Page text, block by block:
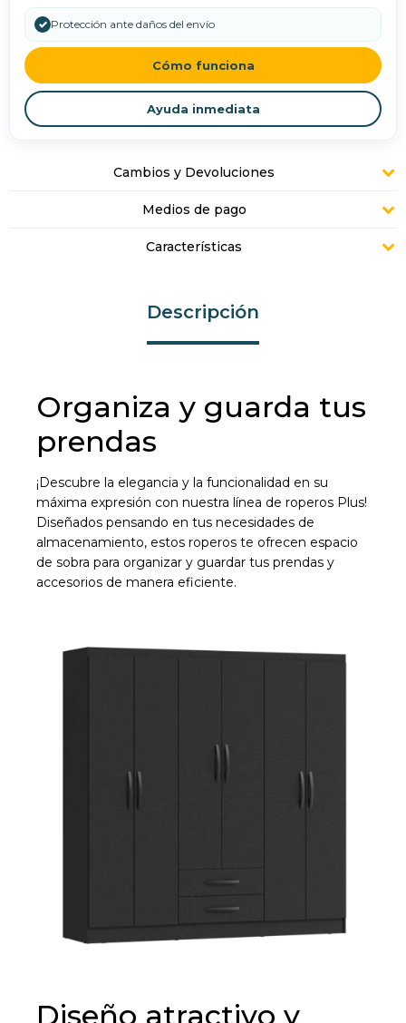
✓ Protección ante daños del envío
Cómo funciona
Ayuda inmediata
Cambios y Devoluciones
Medios de pago
Características
Descripción
Organiza y guarda tus
prendas
¡Descubre la elegancia y la funcionalidad en su
máxima expresión con nuestra línea de roperos Plus!
Diseñados pensando en tus necesidades de
almacenamiento, estos roperos te ofrecen espacio
de sobra para organizar y guardar tus prendas y
accesorios de manera eficiente.
Diseño atractivo y